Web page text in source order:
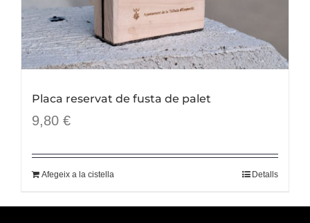
Placa reservat de fusta de palet
9,80 €
Afegeix a la cistella Detalls